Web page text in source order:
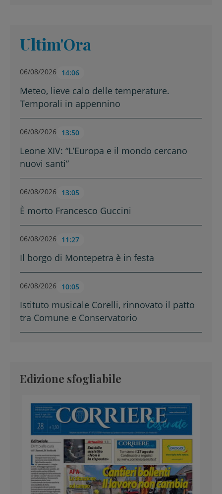
Ultim'Ora
06/08/2026 14:06
Meteo, lieve calo delle temperature.
Temporali in appennino
06/08/2026 13:50
Leone XIV: “L’Europa e il mondo cercano
nuovi santi”
06/08/2026 13:05
È morto Francesco Guccini
06/08/2026 11:27
Il borgo di Montepetra è in festa
06/08/2026 10:05
Istituto musicale Corelli, rinnovato il patto
tra Comune e Conservatorio
Edizione sfogliabile